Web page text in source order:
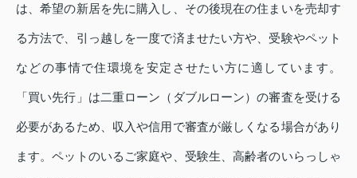
は、希望の新居を先に購入し、その後現在の住まいを売却す
る方法で、引っ越しを一度で済ませたい方や、受験やペット
などの事情で住環境を安定させたい方に適しています。
「買い先行」は二重ローン（ダブルローン）の審査を受ける
必要があるため、収入や信用で審査が厳しくなる場合があり
ます。ペットのいるご家庭や、受験生、高齢者のいらっしゃ